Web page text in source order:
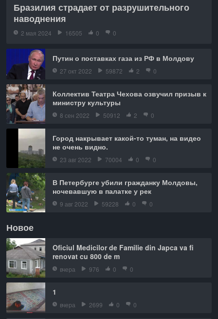
Бразилия страдает от разрушительного
наводнения
2 мая 2024 16505 0 0
Путин о поставках газа из РФ в Молдову
27 окт 2022 59872 2 0
Коллектив Театра Чехова озвучил призыв к
министру культуры
8 сен 2022 50912 2 0
Город накрывает какой-то туман, на видео
не очень видно.
23 авг 2022 70004 0 0
В Петербурге убили гражданку Молдовы,
ночевавшую в палатке у рек
9 авг 2022 59228 0 0
Новое
Oficiul Medicilor de Familie din Japca va fi
renovat cu 800 de m
вчера 976 0 0
1
вчера 2699 0 0